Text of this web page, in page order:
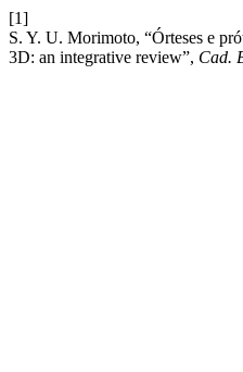
[1]
S. Y. U. Morimoto, “Órteses e
3D: an integrative review”, Cad.